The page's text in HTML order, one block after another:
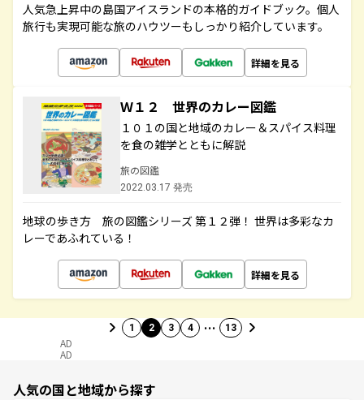
人気急上昇中の島国アイスランドの本格的ガイドブック。個人
旅行も実現可能な旅のハウツーもしっかり紹介しています。
詳細を見る
Ｗ１２ 世界のカレー図鑑
１０１の国と地域のカレー＆スパイス料理
を食の雑学とともに解説
旅の図鑑
2022.03.17 発売
地球の歩き方 旅の図鑑シリーズ 第１２弾！ 世界は多彩なカ
レーであふれている！
詳細を見る
1 2 3 4 … 13
AD
AD
人気の国と地域から探す